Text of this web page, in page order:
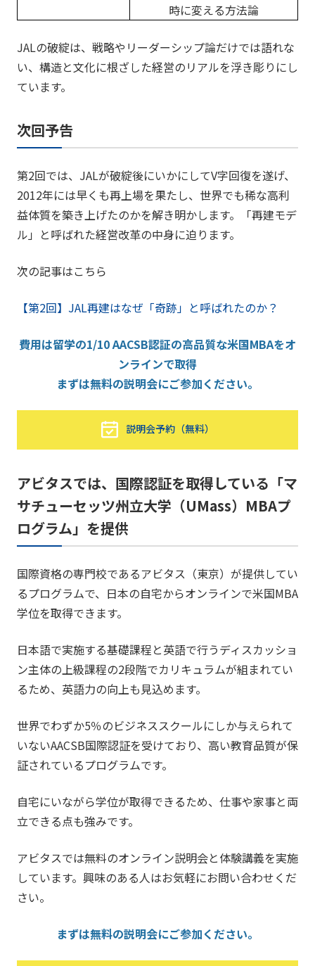
時に変える方法論
JALの破綻は、戦略やリーダーシップ論だけでは語れな
い、構造と文化に根ざした経営のリアルを浮き彫りにし
ています。
次回予告
第2回では、JALが破綻後にいかにしてV字回復を遂げ、
2012年には早くも再上場を果たし、世界でも稀な高利
益体質を築き上げたのかを解き明かします。「再建モデ
ル」と呼ばれた経営改革の中身に迫ります。
次の記事はこちら
【第2回】JAL再建はなぜ「奇跡」と呼ばれたのか？
費用は留学の1/10 AACSB認証の高品質な米国MBAをオ
ンラインで取得
まずは無料の説明会にご参加ください。
説明会予約（無料）
アビタスでは、国際認証を取得している「マ
サチューセッツ州立大学（UMass）MBAプ
ログラム」を提供
国際資格の専門校であるアビタス（東京）が提供してい
るプログラムで、日本の自宅からオンラインで米国MBA
学位を取得できます。
日本語で実施する基礎課程と英語で行うディスカッショ
ン主体の上級課程の2段階でカリキュラムが組まれてい
るため、英語力の向上も見込めます。
世界でわずか5％のビジネススクールにしか与えられて
いないAACSB国際認証を受けており、高い教育品質が保
証されているプログラムです。
自宅にいながら学位が取得できるため、仕事や家事と両
立できる点も強みです。
アビタスでは無料のオンライン説明会と体験講義を実施
しています。興味のある人はお気軽にお問い合わせくだ
さい。
まずは無料の説明会にご参加ください。